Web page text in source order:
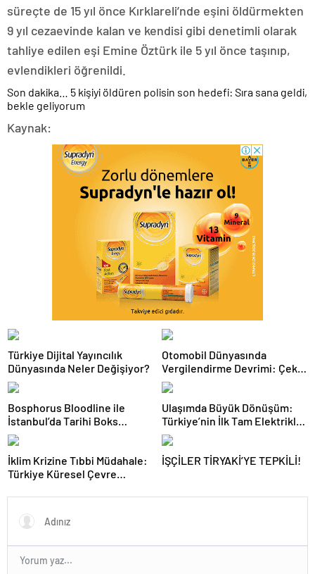
süreçte de 15 yıl önce Kırklareli’nde eşini öldürmekten
9 yıl cezaevinde kalan ve kendisi gibi denetimli olarak
tahliye edilen eşi Emine Öztürk ile 5 yıl önce taşınıp,
evlendikleri öğrenildi.
Son dakika… 5 kişiyi öldüren polisin son hedefi: Sıra sana geldi,
bekle geliyorum
Kaynak:
Türkiye Dijital Yayıncılık
Dünyasında Neler Değişiyor?
Otomobil Dünyasında
Vergilendirme Devrimi: Çekiş
Sistemleri ve Yeni Dönem
Bosphorus Bloodline ile
İstanbul’da Tarihi Boks
Gecesi
Ulaşımda Büyük Dönüşüm:
Türkiye’nin İlk Tam Elektrikli
Akaryakıt İstasyonu Deneyimi
İklim Krizine Tıbbi Müdahale:
Türkiye Küresel Çevre
Değiştirdi?
İŞÇİLER TİRYAKİ’YE TEPKİLİ!